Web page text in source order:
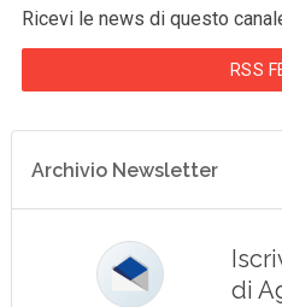
Ricevi le news di questo
RSS
Archivio Newsletter
di